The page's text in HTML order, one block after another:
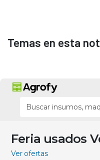
Temas en esta
Feria usados
Ver ofertas